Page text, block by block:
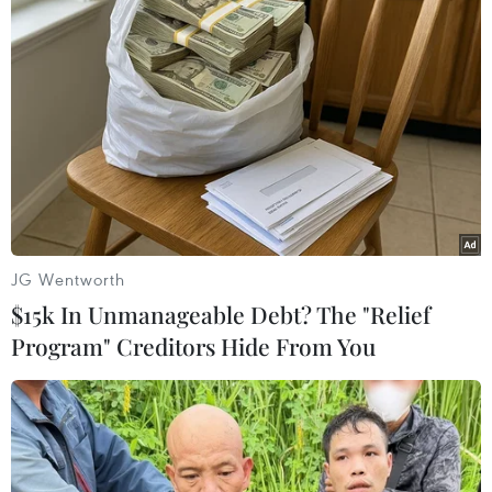
#bản tin thời sự
#tội phạm
#truy nã
#tội phạm hình sự
#hình sự #công an
#vụ án
#phạm pháp
#pháp luật #pháp đình
#xã hội
#an ninh xã hội
#chính trị #VietnamPlus
#Vietnam
Nhật Bản
Theo dõi VietnamPlus
TIN LIÊN QUAN
JG Wentworth
$15k In Unmanageable Debt? The "Relief
Program" Creditors Hide From You